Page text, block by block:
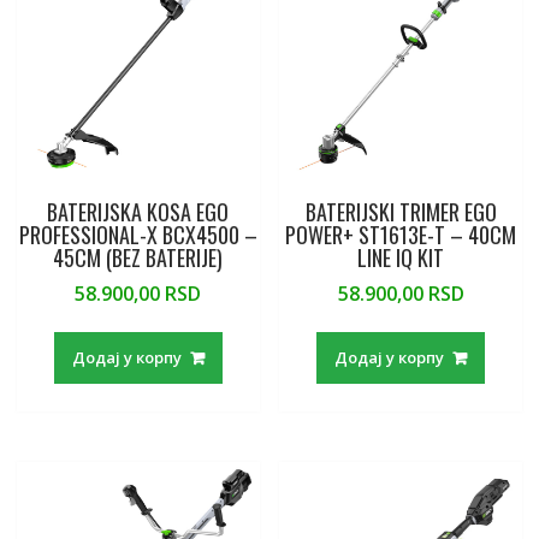
BATERIJSKA KOSA EGO
PROFESSIONAL-X BCX4500 –
45CM (BEZ BATERIJE)
58.900,00 RSD
Додај у корпу
BATERIJSKI TRIMER EGO
POWER+ ST1613E-T – 40CM
LINE IQ KIT
58.900,00 RSD
Додај у корпу